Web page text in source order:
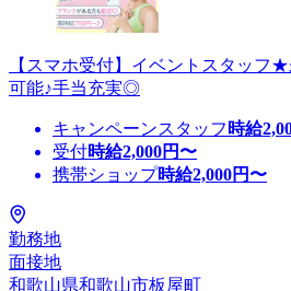
【スマホ受付】イベントスタッフ
可能♪手当充実◎
キャンペーンスタッフ 時給
受付時給2,000円〜
携帯ショップ時給2,000円〜
勤務地
面接地
和歌山県和歌山市板屋町